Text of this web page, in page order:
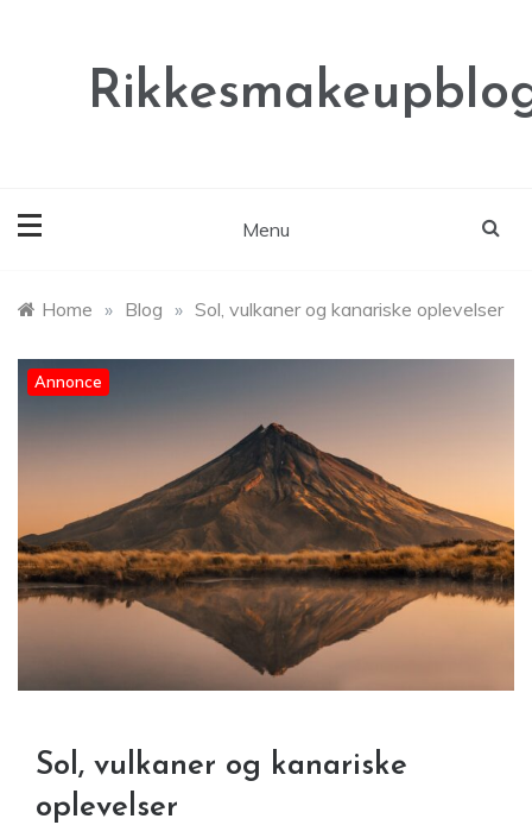
Menu
Home » Blog » Sol, vulkaner og kanariske oplevelser
Annonce
Sol, vulkaner og kanariske
oplevelser